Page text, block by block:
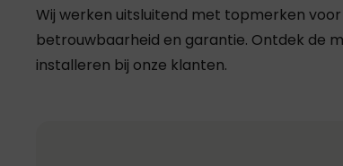
Wij werken uitsluitend met topmerken
betrouwbaarheid en garantie. Ontdek de
installeren bij onze klanten.